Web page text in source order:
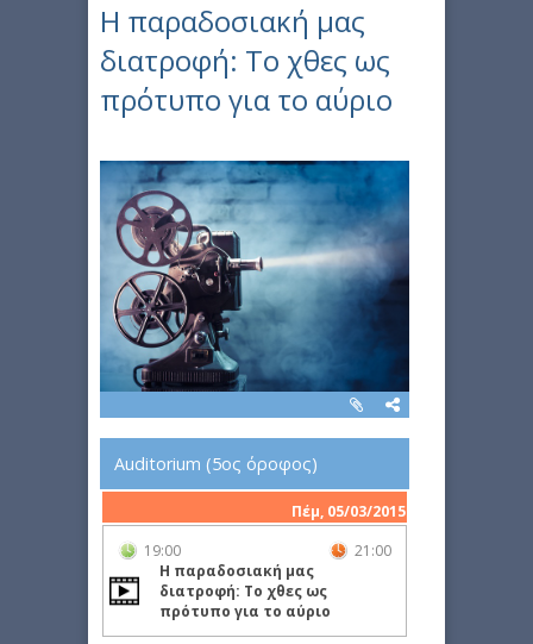
Η παραδοσιακή μας
διατροφή: Το χθες ως
πρότυπο για το αύριο
Auditorium (5ος όροφος)
Πέμ, 05/03/2015
19:00
21:00
Η παραδοσιακή μας
διατροφή: Το χθες ως
πρότυπο για το αύριο